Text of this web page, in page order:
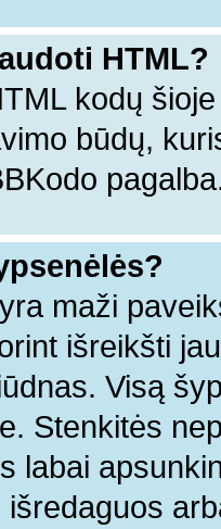
HTML?
kodų
būdų,
maži
išreikšti
Visą
Stenkitės
labai
išredaguos